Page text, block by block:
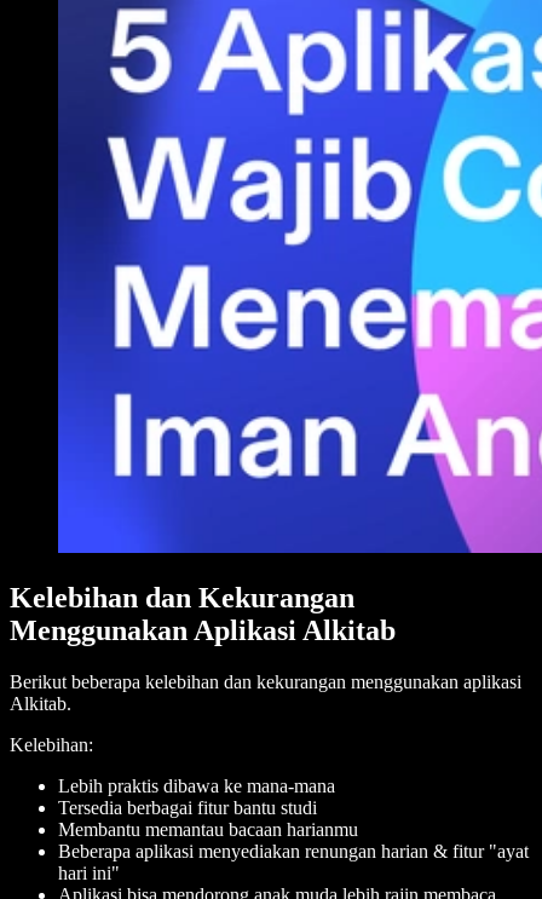
Kelebihan dan Kekurangan
Menggunakan Aplikasi Alkitab
Berikut beberapa kelebihan dan kekurangan menggunakan aplikasi
Alkitab.
Kelebihan:
Lebih praktis dibawa ke mana-mana
Tersedia berbagai fitur bantu studi
Membantu memantau bacaan harianmu
Beberapa aplikasi menyediakan renungan harian & fitur "ayat
hari ini"
Aplikasi bisa mendorong anak muda lebih rajin membaca